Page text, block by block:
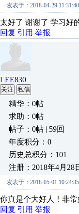
发表于：2018-04-29 11:31:40
太好了 谢谢了 学习好
回复 引用 举报
LEE830
关注 私信
精华：0帖
求助：0帖
帖子：0帖 | 59回
年度积分：0
历史总积分：101
注册：2018年4月28
发表于：2018-05-01 10:24:35
你真是个大好人！非
回复 引用 举报